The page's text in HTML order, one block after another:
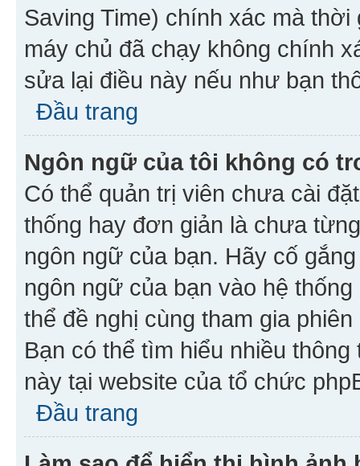
Saving Time) chính xác mà
máy chủ đã chạy không chính
sửa lại điều này nếu như bạn
Đầu trang
Ngôn ngữ của tôi không có
Có thể quản trị viên chưa cài
thống hay đơn giản là chưa
ngôn ngữ của bạn. Hãy cố
ngôn ngữ của bạn vào hệ
thể đề nghị cùng tham gia
Bạn có thể tìm hiểu nhiều
này tại website của tổ chức
Đầu trang